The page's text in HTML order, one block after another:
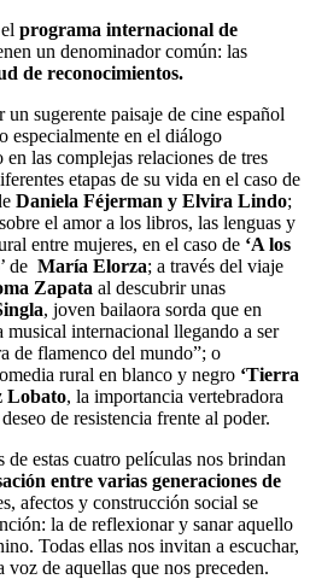
programa internacional de
un denominador común: las
de reconocimientos.
un sugerente paisaje de cine español
especialmente en el diálogo
las complejas relaciones de tres
etapas de su vida en el caso de
Daniela Féjerman y Elvira Lindo;
el amor a los libros, las lenguas y
entre mujeres, en el caso de ‘A los
’ de María Elorza; a través del viaje
Zapata al descubrir unas
, joven bailaora sorda que en
musical internacional llegando a ser
de flamenco del mundo”; o
rural en blanco y negro ‘Tierra
Lobato, la importancia vertebradora
de resistencia frente al poder.
de estas cuatro películas nos brindan
entre varias generaciones de
afectos y construcción social se
la de reflexionar y sanar aquello
Todas ellas nos invitan a escuchar,
de aquellas que nos preceden.